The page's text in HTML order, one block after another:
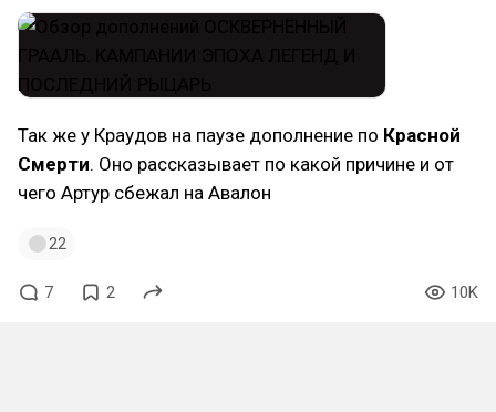
Так же у Краудов на паузе дополнение по Красной
Смерти. Оно рассказывает по какой причине и от
чего Артур сбежал на Авалон
22
7 2 10K